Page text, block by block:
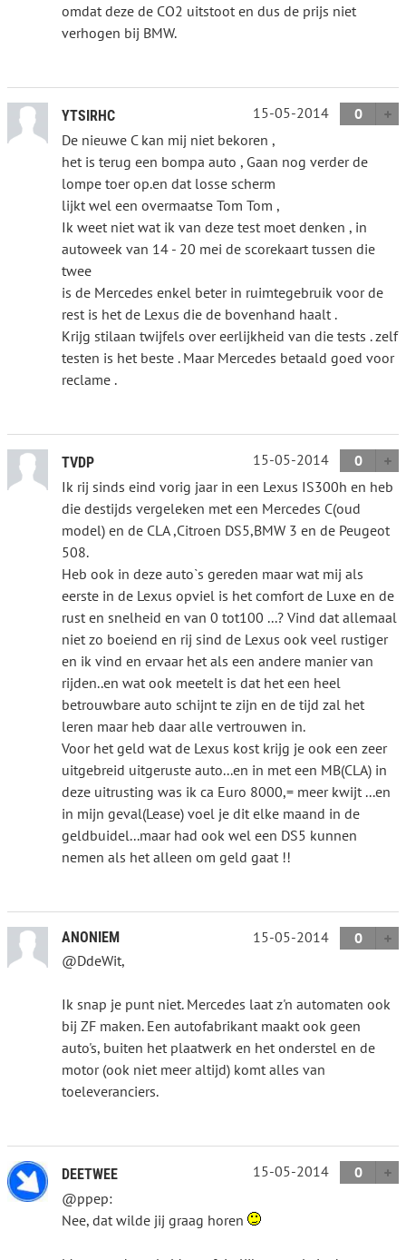
omdat deze de CO2 uitstoot en dus de prijs niet
verhogen bij BMW.
YTSIRHC 15-05-2014
0
De nieuwe C kan mij niet bekoren ,
het is terug een bompa auto , Gaan nog verder de
lompe toer op.en dat losse scherm
lijkt wel een overmaatse Tom Tom ,
Ik weet niet wat ik van deze test moet denken , in
autoweek van 14 - 20 mei de scorekaart tussen die
twee
is de Mercedes enkel beter in ruimtegebruik voor de
rest is het de Lexus die de bovenhand haalt .
Krijg stilaan twijfels over eerlijkheid van die tests . zelf
testen is het beste . Maar Mercedes betaald goed voor
reclame .
TVDP 15-05-2014
0
Ik rij sinds eind vorig jaar in een Lexus IS300h en heb
die destijds vergeleken met een Mercedes C(oud
model) en de CLA ,Citroen DS5,BMW 3 en de Peugeot
508.
Heb ook in deze auto`s gereden maar wat mij als
eerste in de Lexus opviel is het comfort de Luxe en de
rust en snelheid en van 0 tot100 ...? Vind dat allemaal
niet zo boeiend en rij sind de Lexus ook veel rustiger
en ik vind en ervaar het als een andere manier van
rijden..en wat ook meetelt is dat het een heel
betrouwbare auto schijnt te zijn en de tijd zal het
leren maar heb daar alle vertrouwen in.
Voor het geld wat de Lexus kost krijg je ook een zeer
uitgebreid uitgeruste auto...en in met een MB(CLA) in
deze uitrusting was ik ca Euro 8000,= meer kwijt ...en
in mijn geval(Lease) voel je dit elke maand in de
geldbuidel...maar had ook wel een DS5 kunnen
nemen als het alleen om geld gaat !!
ANONIEM 15-05-2014
0
@DdeWit,
Ik snap je punt niet. Mercedes laat z'n automaten ook
bij ZF maken. Een autofabrikant maakt ook geen
auto's, buiten het plaatwerk en het onderstel en de
motor (ook niet meer altijd) komt alles van
toeleveranciers.
DEETWEE 15-05-2014
0
@ppep:
Nee, dat wilde jij graag horen